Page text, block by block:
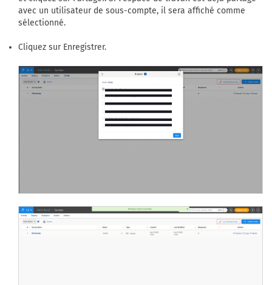
avec un utilisateur de sous-compte, il sera affiché comme
sélectionné.
Cliquez sur Enregistrer.